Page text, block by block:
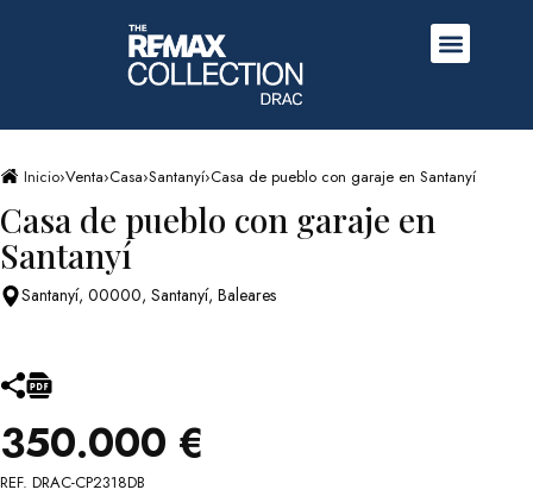
Inicio›Venta›Casa›Santanyí›Casa de pueblo con garaje en Santanyí
Casa de pueblo con garaje en
Santanyí
Santanyí, 00000, Santanyí, Baleares
350.000 €
REF. DRAC-CP2318DB